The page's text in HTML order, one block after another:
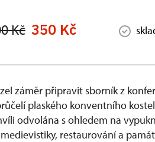
Kč 350 Kč
záměr připravit sborník z
plaského konventního
odvolána s ohledem na
restaurování a